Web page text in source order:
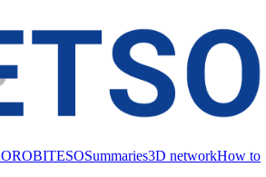
BITESOSummaries3D networkHow to